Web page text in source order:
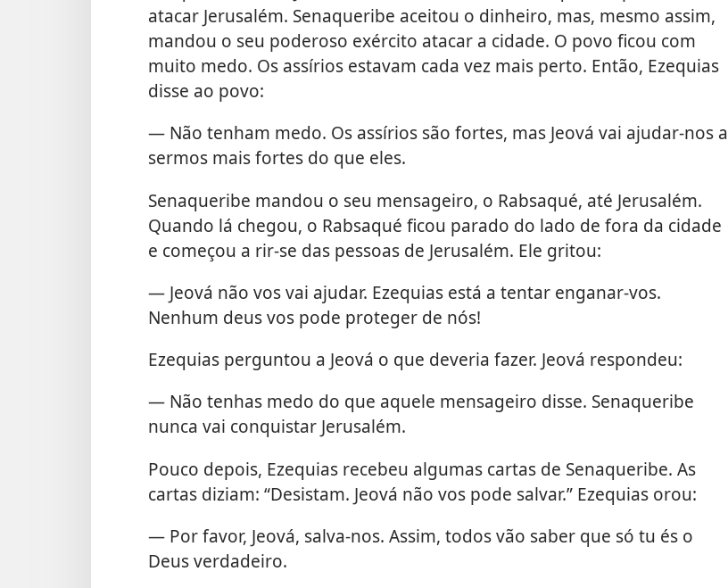
atacar Jerusalém. Senaqueribe aceitou o dinheiro, mas, mesmo assim,
mandou o seu poderoso exército atacar a cidade. O povo ficou com
muito medo. Os assírios estavam cada vez mais perto. Então, Ezequias
disse ao povo:
— Não tenham medo. Os assírios são fortes, mas Jeová vai ajudar-nos a
sermos mais fortes do que eles.
Senaqueribe mandou o seu mensageiro, o Rabsaqué, até Jerusalém.
Quando lá chegou, o Rabsaqué ficou parado do lado de fora da cidade
e começou a rir-se das pessoas de Jerusalém. Ele gritou:
— Jeová não vos vai ajudar. Ezequias está a tentar enganar-vos.
Nenhum deus vos pode proteger de nós!
Ezequias perguntou a Jeová o que deveria fazer. Jeová respondeu:
— Não tenhas medo do que aquele mensageiro disse. Senaqueribe
nunca vai conquistar Jerusalém.
Pouco depois, Ezequias recebeu algumas cartas de Senaqueribe. As
cartas diziam: “Desistam. Jeová não vos pode salvar.” Ezequias orou:
— Por favor, Jeová, salva-nos. Assim, todos vão saber que só tu és o
Deus verdadeiro.